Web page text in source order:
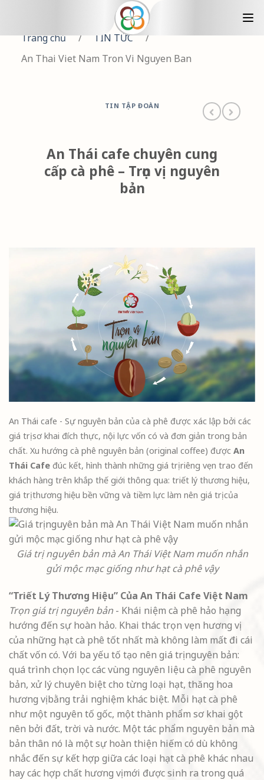
Trang chủ / TIN TỨC
/
An Thai Viet Nam Tron Vi Nguyen Ban
TIN TẬP ĐOÀN
An Thái cafe chuyên cung
cấp cà phê – Trọn vị nguyên
bản
An Thái cafe - Sự nguyên bản của cà phê được xác lập bởi các
giá trị sơ khai đích thực, nội lực vốn có và đơn giản trong bản
chất. Xu hướng cà phê nguyên bản (original coffee) được An
Thái Cafe đúc kết, hình thành những giá trị riêng vẹn trao đến
khách hàng trên khắp thế giới thông qua: triết lý thương hiệu,
giá trị thương hiệu bền vững và tiềm lực làm nên giá trị của
thương hiệu.
Giá trị nguyên bản mà An Thái Việt Nam muốn nhắn
gửi mộc mạc giống như hạt cà phê vậy
“Triết Lý Thương Hiệu” Của An Thái Cafe Việt Nam
Trọn giá trị nguyên bản - Khái niệm cà phê hảo hạng
hướng đến sự hoàn hảo. Khai thác trọn vẹn hương vị
của những hạt cà phê tốt nhất mà không làm mất đi cái
chất vốn có. Với ba yếu tố tạo nên giá trị nguyên bản:
quá trình chọn lọc các vùng nguyên liệu cà phê nguyên
bản, xử lý chuyên biệt cho từng loại hạt, thăng hoa
hương vị bằng trải nghiệm khác biệt. Mỗi hạt cà phê
như một nguyên tố gốc, một thành phẩm sơ khai gột
nên bởi đất, trời và nước. Một tác phẩm nguyên bản mà
bản thân nó là một sự hoàn thiện hiếm có dù không
nhắc đến sự kết hợp giữa các loại hạt cà phê khác nhau
hay các hợp chất hương vị mới được sinh ra trong quá